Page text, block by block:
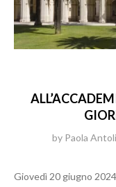
by Paola
Giovedì 20 giugno